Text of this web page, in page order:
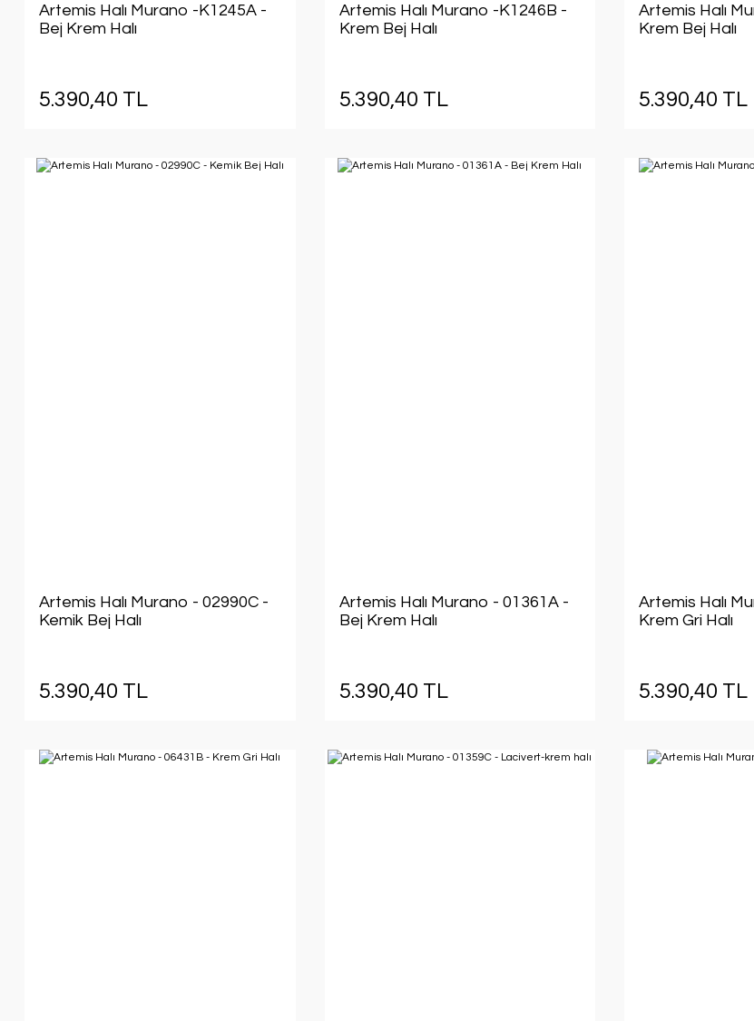
Artemis Halı Murano -K1245A -
Bej Krem Halı
5.390,40 TL
Artemis Halı Murano -K1246B -
Krem Bej Halı
5.390,40 TL
Artemis Halı
Krem Bej Halı
5.390,40 TL
Artemis Halı Murano - 02990C -
Kemik Bej Halı
5.390,40 TL
Artemis Halı Murano - 01361A -
Bej Krem Halı
5.390,40 TL
Artemis Halı
Krem Gri Halı
5.390,40 TL